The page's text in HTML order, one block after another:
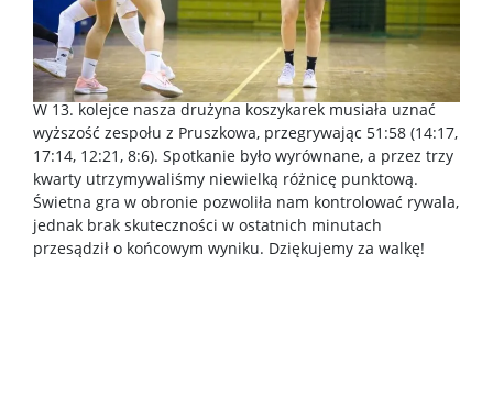
W 13. kolejce nasza drużyna koszykarek musiała uznać
wyższość zespołu z Pruszkowa, przegrywając 51:58 (14:17,
17:14, 12:21, 8:6). Spotkanie było wyrównane, a przez trzy
kwarty utrzymywaliśmy niewielką różnicę punktową.
Świetna gra w obronie pozwoliła nam kontrolować rywala,
jednak brak skuteczności w ostatnich minutach
przesądził o końcowym wyniku. Dziękujemy za walkę!